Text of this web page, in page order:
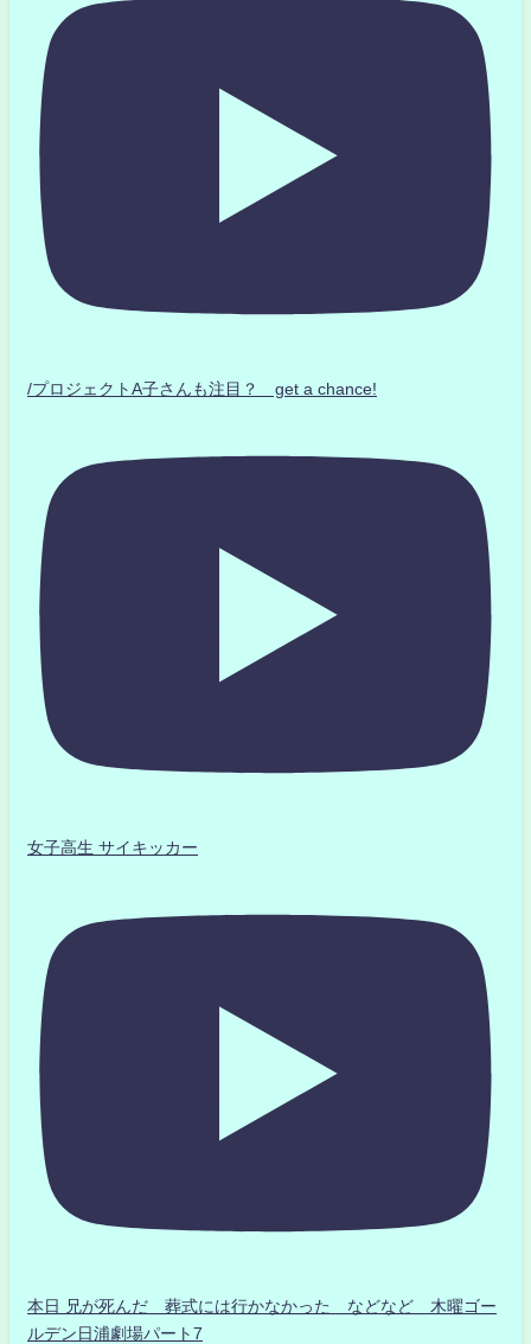
/プロジェクトA子さんも注目？ get a chance!
女子高生 サイキッカー
本日 兄が死んだ 葬式には行かなかった などなど 木曜ゴー
ルデン日浦劇場パート7